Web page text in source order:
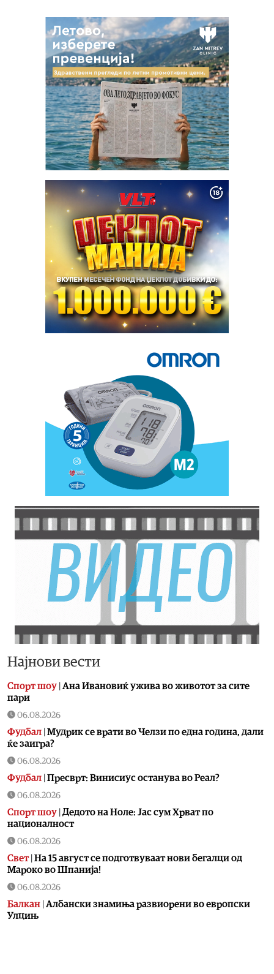
Најнови вести
Спорт шоу Aна Ивановиќ ужива во животот за сите
пари
06.08.2026
Фудбал Мудрик се врати во Челзи по една година, дали
ќе заигра?
06.08.2026
Фудбал Пресврт: Винисиус останува во Реал?
06.08.2026
Спорт шоу Дедото на Ноле: Јас сум Хрват по
националност
06.08.2026
Свет| На 15 август се подготвуваат нови бегалци од
Мароко во Шпанија!
06.08.2026
Балкан Албански знамиња развиорени во европски
Улцињ